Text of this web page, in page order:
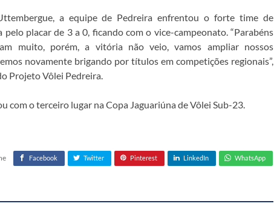
a equipe de Pedreira enfrentou o forte time de
placar de 3 a 0, ficando com o vice-campeonato. “Parabéns
muito, porém, a vitória não veio, vamos ampliar nossos
novamente brigando por títulos em competições regionais”,
Projeto Vôlei Pedreira.
com o terceiro lugar na Copa Jaguariúna de Vôlei Sub-23.
Facebook Twitter Pinterest LinkedIn WhatsApp